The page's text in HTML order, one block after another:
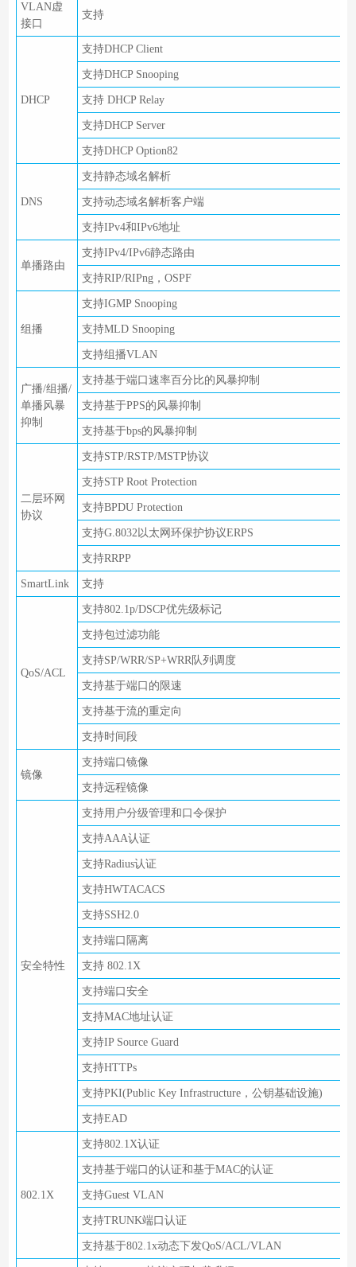
VLAN虚
接口
支持
DHCP
支持DHCP Client
支持DHCP Snooping
支持 DHCP Relay
支持DHCP Server
支持DHCP Option82
DNS
支持静态域名解析
支持动态域名解析客户端
支持IPv4和IPv6地址
单播路由
支持IPv4/IPv6静态路由
支持RIP/RIPng，OSPF
组播
支持IGMP Snooping
支持MLD Snooping
支持组播VLAN
广播/组播/
单播风暴
抑制
支持基于端口速率百分比的风暴抑制
支持基于PPS的风暴抑制
支持基于bps的风暴抑制
二层环网
协议
支持STP/RSTP/MSTP协议
支持STP Root Protection
支持BPDU Protection
支持G.8032以太网环保护协议ERPS
支持RRPP
SmartLink 支持
QoS/ACL
支持802.1p/DSCP优先级标记
支持包过滤功能
支持SP/WRR/SP+WRR队列调度
支持基于端口的限速
支持基于流的重定向
支持时间段
镜像
支持端口镜像
支持远程镜像
安全特性
支持用户分级管理和口令保护
支持AAA认证
支持Radius认证
支持HWTACACS
支持SSH2.0
支持端口隔离
支持 802.1X
支持端口安全
支持MAC地址认证
支持IP Source Guard
支持HTTPs
支持PKI(Public Key Infrastructure，公钥基础设施)
支持EAD
802.1X
支持802.1X认证
支持基于端口的认证和基于MAC的认证
支持Guest VLAN
支持TRUNK端口认证
支持基于802.1x动态下发QoS/ACL/VLAN